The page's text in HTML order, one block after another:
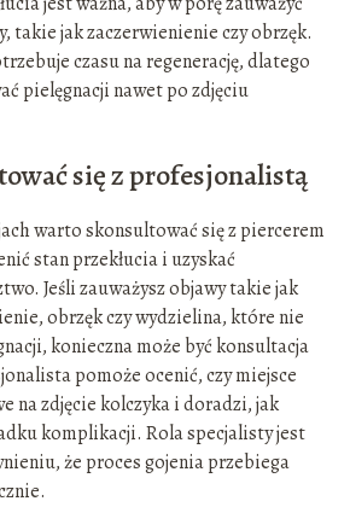
takie jak zaczerwienienie czy obrzęk.
czasu na regenerację, dlatego
pielęgnacji nawet po zdjęciu
się z profesjonalistą
warto skonsultować się z piercerem
stan przekłucia i uzyskać
Jeśli zauważysz objawy takie jak
obrzęk czy wydzielina, które nie
konieczna może być konsultacja
pomoże ocenić, czy miejsce
na zdjęcie kolczyka i doradzi, jak
komplikacji. Rola specjalisty jest
że proces gojenia przebiega